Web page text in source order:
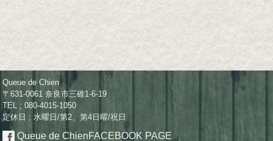
Queue de Chien
〒631-0061 奈良市三碓1-6-19
TEL ; 080-4015-1050
定休日 ; 水曜日/第2、第4日曜/祝日
Queue de ChienFACEBOOK PAGE